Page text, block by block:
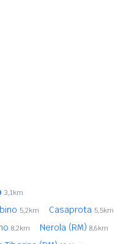
3,1km
5,2km Casaprota 5,5km
8,2km Nerola (RM) 8,6km